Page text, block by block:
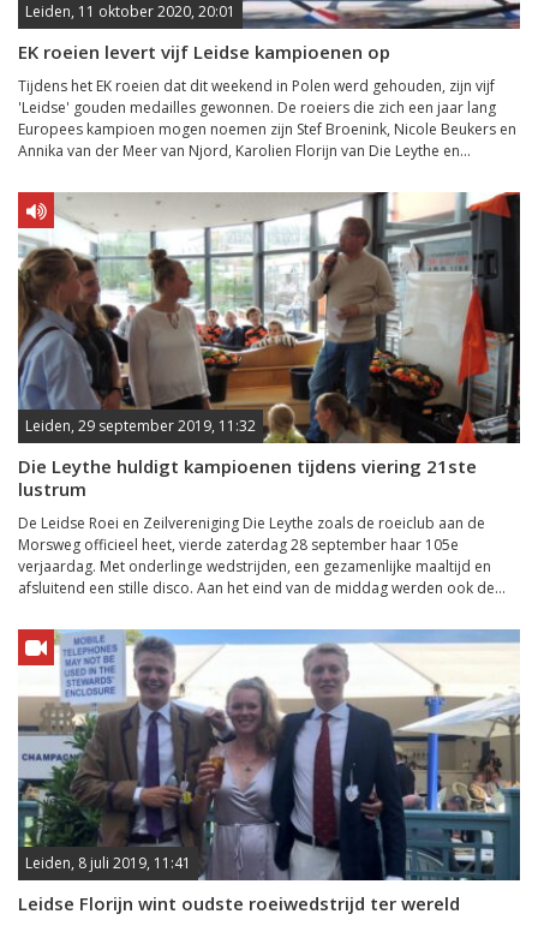
Leiden, 11 oktober 2020, 20:01
EK roeien levert vijf Leidse kampioenen op
Tijdens het EK roeien dat dit weekend in Polen werd gehouden, zijn vijf
'Leidse' gouden medailles gewonnen. De roeiers die zich een jaar lang
Europees kampioen mogen noemen zijn Stef Broenink, Nicole Beukers en
Annika van der Meer van Njord, Karolien Florijn van Die Leythe en...
Leiden, 29 september 2019, 11:32
Die Leythe huldigt kampioenen tijdens viering 21ste
lustrum
De Leidse Roei en Zeilvereniging Die Leythe zoals de roeiclub aan de
Morsweg officieel heet, vierde zaterdag 28 september haar 105e
verjaardag. Met onderlinge wedstrijden, een gezamenlijke maaltijd en
afsluitend een stille disco. Aan het eind van de middag werden ook de...
Leiden, 8 juli 2019, 11:41
Leidse Florijn wint oudste roeiwedstrijd ter wereld